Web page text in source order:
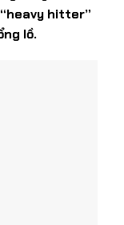
hitter”
lồ.